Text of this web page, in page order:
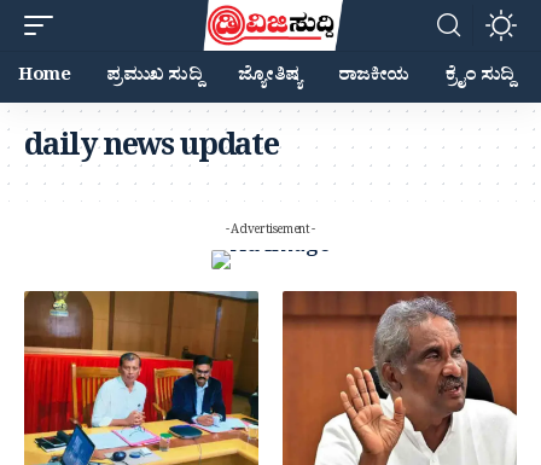
Home ಪ್ರಮುಖ ಸುದ್ದಿ ಜ್ಯೋತಿಷ್ಯ ರಾಜಕೀಯ ಕ್ರೈಂ ಸುದ್ದಿ
daily news update
- Advertisement -